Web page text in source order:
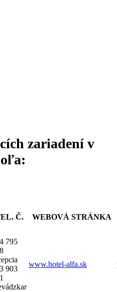
zariadení v
Č. WEBOVÁ STRÁNKA
795
903
www.hotel-alfa.sk